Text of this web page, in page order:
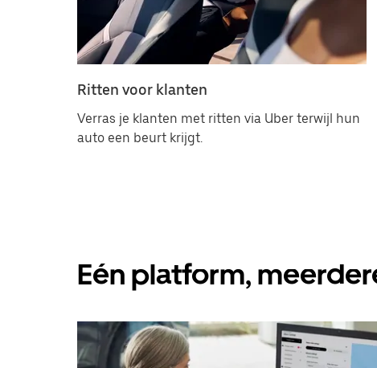
Ritten voor klanten
Verras je klanten met ritten via Uber terwijl hun
auto een beurt krijgt.
Eén platform,